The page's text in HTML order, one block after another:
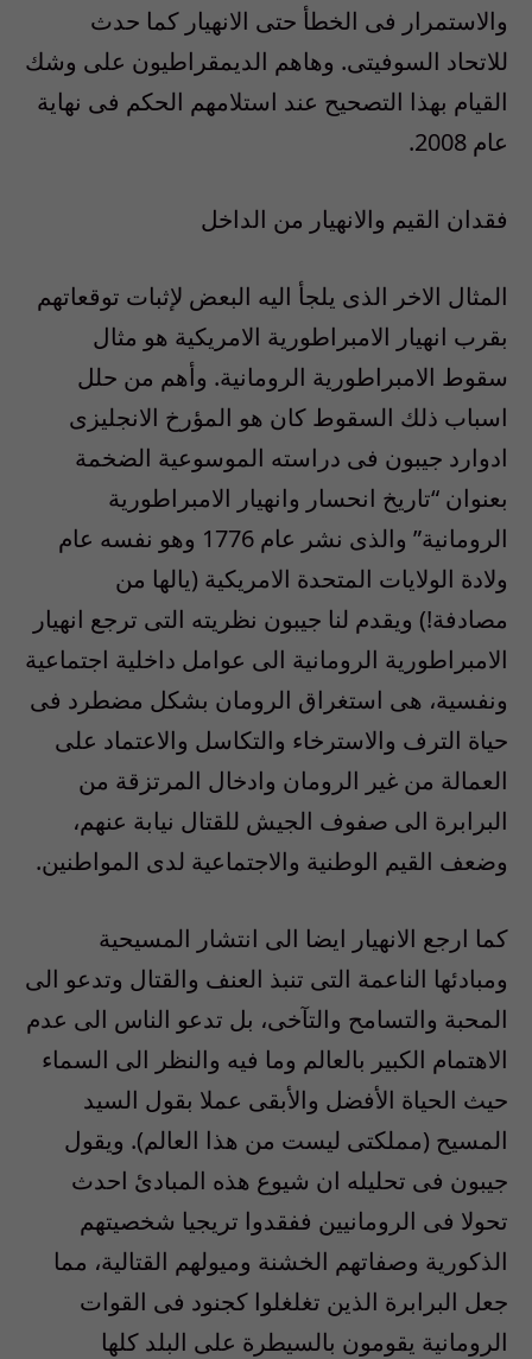
والاستمرار فى الخطأ حتى الانهيار كما حدث
للاتحاد السوفيتى. وهاهم الديمقراطيون على وشك
القيام بهذا التصحيح عند استلامهم الحكم فى نهاية
عام 2008.
فقدان القيم والانهيار من الداخل
المثال الاخر الذى يلجأ اليه البعض لإثبات توقعاتهم
بقرب انهيار الامبراطورية الامريكية هو مثال
سقوط الامبراطورية الرومانية. وأهم من حلل
اسباب ذلك السقوط كان هو المؤرخ الانجليزى
ادوارد جيبون فى دراسته الموسوعية الضخمة
بعنوان “تاريخ انحسار وانهيار الامبراطورية
الرومانية” والذى نشر عام 1776 وهو نفسه عام
ولادة الولايات المتحدة الامريكية (يالها من
مصادفة!) ويقدم لنا جيبون نظريته التى ترجع انهيار
الامبراطورية الرومانية الى عوامل داخلية اجتماعية
ونفسية، هى استغراق الرومان بشكل مضطرد فى
حياة الترف والاسترخاء والتكاسل والاعتماد على
العمالة من غير الرومان وادخال المرتزقة من
البرابرة الى صفوف الجيش للقتال نيابة عنهم،
وضعف القيم الوطنية والاجتماعية لدى المواطنين.
كما ارجع الانهيار ايضا الى انتشار المسيحية
ومبادئها الناعمة التى تنبذ العنف والقتال وتدعو الى
المحبة والتسامح والتآخى، بل تدعو الناس الى عدم
الاهتمام الكبير بالعالم وما فيه والنظر الى السماء
حيث الحياة الأفضل والأبقى عملا بقول السيد
المسيح (مملكتى ليست من هذا العالم). ويقول
جيبون فى تحليله ان شيوع هذه المبادئ احدث
تحولا فى الرومانيين ففقدوا تريجيا شخصيتهم
الذكورية وصفاتهم الخشنة وميولهم القتالية، مما
جعل البرابرة الذين تغلغلوا كجنود فى القوات
الرومانية يقومون بالسيطرة على البلد كلها